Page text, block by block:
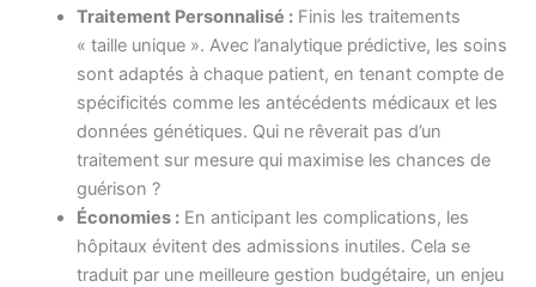
Traitement Personnalisé :Finis les traitements
« taille unique ». Avec l’analytique prédictive, les soins
sont adaptés à chaque patient, en tenant compte de
spécificités comme les antécédents médicaux et les
données génétiques. Qui ne rêverait pas d’un
traitement sur mesure qui maximise les chances de
guérison ?
Économies :En anticipant les complications, les
hôpitaux évitent des admissions inutiles. Cela se
traduit par une meilleure gestion budgétaire, un enjeu